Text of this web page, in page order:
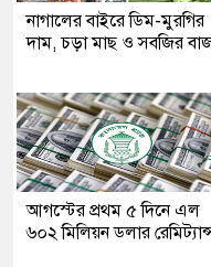
নাগালের বাইরে ডিম-মুরগির
দাম, চড়া মাছ ও সবজির
আগস্টের প্রথম ৫ দিনে এল
৬০২ মিলিয়ন ডলার